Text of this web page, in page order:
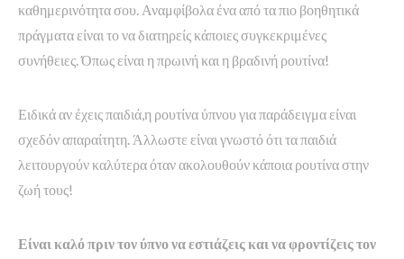
καθημερινότητα σου. Αναμφίβολα ένα από τα πιο βοηθητικά
πράγματα είναι το να διατηρείς κάποιες συγκεκριμένες
συνήθειες. Όπως είναι η πρωινή και η βραδινή ρουτίνα!
Ειδικά αν έχεις παιδιά,η ρουτίνα ύπνου για παράδειγμα είναι
σχεδόν απαραίτητη. Άλλωστε είναι γνωστό ότι τα παιδιά
λειτουργούν καλύτερα όταν ακολουθούν κάποια ρουτίνα στην
ζωή τους!
Είναι καλό πριν τον ύπνο να εστιάζεις και να φροντίζεις τον